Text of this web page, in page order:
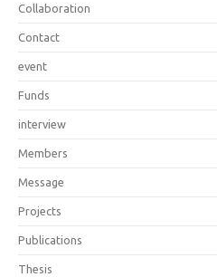
Collaboration
Contact
event
Funds
interview
Members
Message
Projects
Publications
Thesis